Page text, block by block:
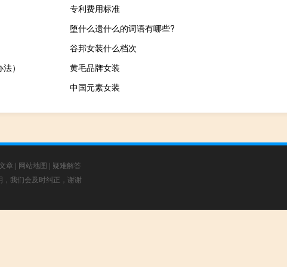
专利费用标准
堕什么遗什么的词语有哪些?
谷邦女装什么档次
）
黄毛品牌女装
中国元素女装
章 | 网站地图 | 疑难解答
我们会及时纠正，谢谢